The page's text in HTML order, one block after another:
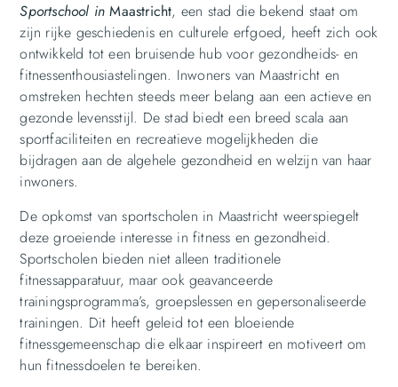
Sportschool inMaastricht, een stad die bekend staat om
zijn rijke geschiedenis en culturele erfgoed, heeft zich ook
ontwikkeld tot een bruisende hub voor gezondheids- en
fitnessenthousiastelingen. Inwoners van Maastricht en
omstreken hechten steeds meer belang aan een actieve en
gezonde levensstijl. De stad biedt een breed scala aan
sportfaciliteiten en recreatieve mogelijkheden die
bijdragen aan de algehele gezondheid en welzijn van haar
inwoners.
De opkomst van sportscholen in Maastricht weerspiegelt
deze groeiende interesse in fitness en gezondheid.
Sportscholen bieden niet alleen traditionele
fitnessapparatuur, maar ook geavanceerde
trainingsprogramma’s, groepslessen en gepersonaliseerde
trainingen. Dit heeft geleid tot een bloeiende
fitnessgemeenschap die elkaar inspireert en motiveert om
hun fitnessdoelen te bereiken.